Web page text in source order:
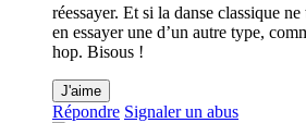
réessayer. Et si la danse classique
en essayer une d’un autre type,
hop. Bisous !
J'aime
Répondre Signaler un abus